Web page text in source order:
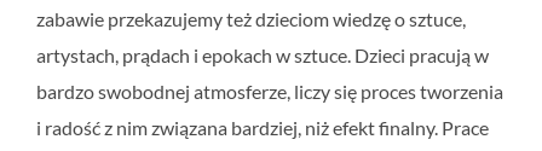
zabawie przekazujemy też dzieciom wiedzę o sztuce,
artystach, prądach i epokach w sztuce. Dzieci pracują w
bardzo swobodnej atmosferze, liczy się proces tworzenia
i radość z nim związana bardziej, niż efekt finalny. Prace